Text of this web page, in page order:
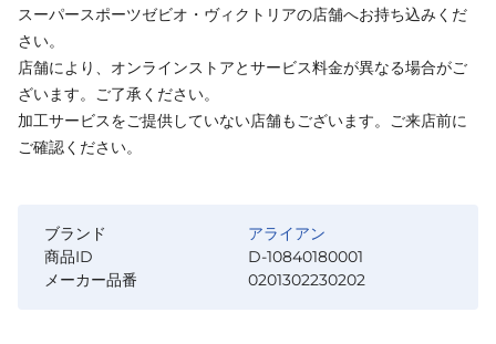
スーパースポーツゼビオ・ヴィクトリアの店舗へお持ち込みくだ
さい。
店舗により、オンラインストアとサービス料金が異なる場合がご
ざいます。ご了承ください。
加工サービスをご提供していない店舗もございます。ご来店前に
ご確認ください。
ブランド
アライアン
商品ID
D-10840180001
メーカー品番
0201302230202